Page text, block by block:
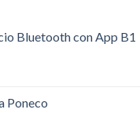
Bluetooth con App B1
Poneco